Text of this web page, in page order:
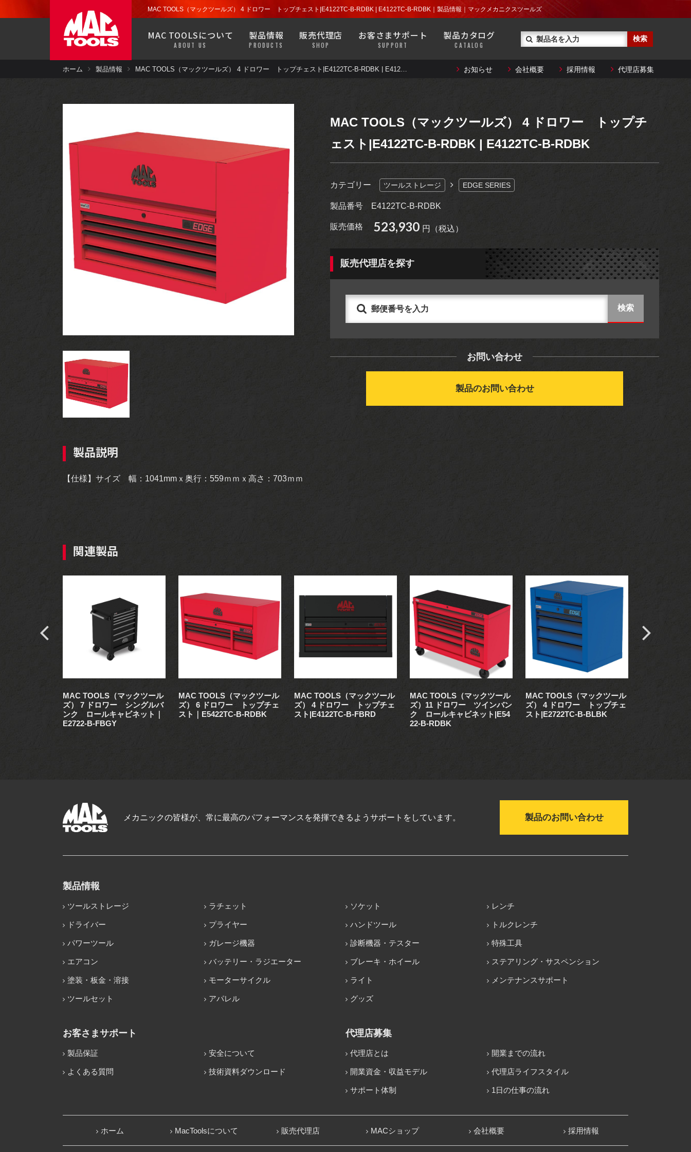
MAC TOOLSについて
ABOUT US
製品情報
PRODUCTS
ツール ラチェット レンチ
ガレージ機器 診断機器・テスター 特殊工具
エアコン
バッテリー・
ラジエーター
ブレーキ・ ホイール
塗装・板金・ サイクル
ツールセット
販売代理店
SHOP
お近くの販売代理店から探す 店舗を探す
MACバンでもなかなか見ることができない大型商品や
ウエア・グッズ類なども目にすることができます。
お客さまサポート
SUPPORT
製品カタログ
CATALOG
ストレージ ラチェット ソケット レンチ
ドライバー プライヤー ハンドツール トルクレンチ
ブレーキ・ ホイール
サスペンション
塗装・板金・ モーターサイクル
メンテナンス
ツールセット グッズ
お近くの販売代理店から探す
MACバンで移動販売中！
お近くの郵便番号を入力して検索できます。
店舗を探す
MACバンでもなかなか見ることができない大型商品や
よくある質問 安全について 技術資料ダウンロード
お知らせ 会社概要 採用情報 代理店募集
MAC TOOLS（マックツールズ） 4 ドロワー トップチェスト|E4122TC-B-RDBK | E4122TC-B-RDBK｜製品情報｜マックメカニクスツールズ
ホーム 製品情報 MAC TOOLS（マックツールズ） 4 ドロワー トップチェスト|E4122TC-B-RDBK | E4122TC-B-RDBK
MAC TOOLS（マックツールズ） 4 ドロワー トップチ
ェスト|E4122TC-B-RDBK | E4122TC-B-RDBK
カテゴリー ツールストレージ EDGE SERIES
製品番号 E4122TC-B-RDBK
販売価格 523,930 円（税込）
販売代理店を探す
お問い合わせ
製品のお問い合わせ
製品説明
【仕様】サイズ 幅：1041mmｘ奥行：559ｍｍｘ高さ：703ｍｍ
関連製品
MAC TOOLS（マックツール
ズ） 7 ドロワー シングルバ
ンク ロールキャビネット｜
E2722-B-FBGY
MAC TOOLS（マックツール
ズ） 6 ドロワー トップチェ
スト｜E5422TC-B-RDBK
MAC TOOLS（マックツール
ズ） 4 ドロワー トップチェ
スト|E4122TC-B-FBRD
MAC TOOLS（マックツール
ズ）11 ドロワー ツインバン
ク ロールキャビネット|E54
22-B-RDBK
MAC TOOLS（マックツール
ズ） 4 ドロワー トップチェ
スト|E2722TC-B-BLBK
メカニックの皆様が、常に最高のパフォーマンスを発揮できるようサポートをしています。 製品のお問い合わせ
製品情報
ツールストレージ ラチェット ソケット レンチ
ドライバー プライヤー ハンドツール トルクレンチ
パワーツール ガレージ機器 診断機器・テスター 特殊工具
エアコン バッテリー・ラジエーター ブレーキ・ホイール ステアリング・サスペンション
塗装・板金・溶接 モーターサイクル ライト メンテナンスサポート
ツールセット アパレル グッズ
お客さまサポート
製品保証 安全について
よくある質問 技術資料ダウンロード
代理店募集
代理店とは 開業までの流れ
開業資金・収益モデル 代理店ライフスタイル
サポート体制 1日の仕事の流れ
ホーム MacToolsについて 販売代理店 MACショップ 会社概要 採用情報